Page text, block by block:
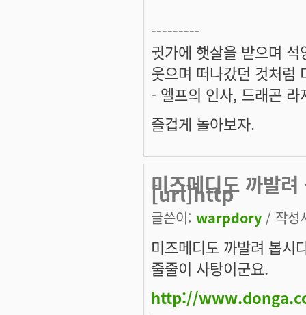
---------
귓가에 햇살을 받으며
웃으며 떠나갔던 것처럼
- 엘프의 인사, 드래곤 라
즐겁게 놀아보자.
미즈메디도 까발
[url]http
글쓴이: warpdory / 작성
미즈메디도 까발려 봅시
줄줄이 사탕이군요.
http://